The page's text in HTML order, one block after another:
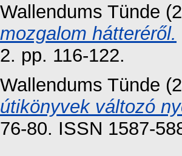
Wallendums Tünde
mozgalom hátteréről.
2. pp. 116-122.
Wallendums Tünde
útikönyvek változó
76-80. ISSN 1587-